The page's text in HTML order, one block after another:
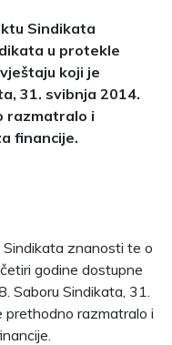
Sindikata
u protekle
koji je
31. svibnja 2014.
razmatralo i
financije.
znanosti te o
godine dostupne
Saboru Sindikata, 31.
prethodno razmatralo i